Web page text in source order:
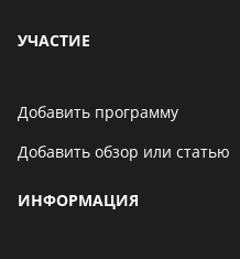
УЧАСТИЕ
Добавить программу
Добавить обзор или статью
ИНФОРМАЦИЯ